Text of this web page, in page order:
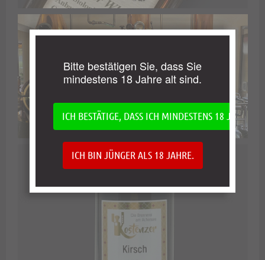
Bitte bestätigen Sie, dass Sie
mindestens 18 Jahre alt sind.
ICH BESTÄTIGE, DASS ICH MINDESTENS 18 JAHRE
ICH BIN JÜNGER ALS 18 JAHRE.